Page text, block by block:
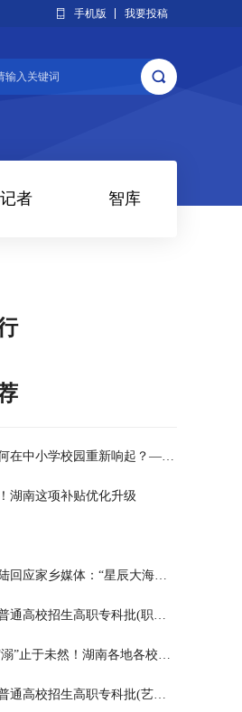
手机版 我要投稿
者 智库
千年弦歌，如何在中小学校园重新响起？——湖南首届中小学书院制建设研讨会观察
湖南这项补贴优化升级
湘籍航天员张陆回应家乡媒体：“星辰大海是一群人的长征”
湖南省2026年普通高校招生高职专科批(职高对口类)第一次投档分数线
“防”住风险，“溺”止于未然！湖南各地各校打响防溺水“保卫战”
湖南省2026年普通高校招生高职专科批(艺术类)第一次投档分数线